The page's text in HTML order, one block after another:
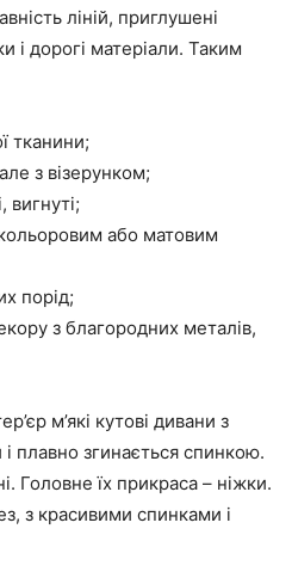
ліній, приглушені
і дорогі матеріали. Таким
тканини;
з візерунком;
вигнуті;
або матовим
порід;
з благородних металів,
м’які кутові дивани з
і плавно згинається спинкою.
Головне їх прикраса – ніжки.
з красивими спинками і